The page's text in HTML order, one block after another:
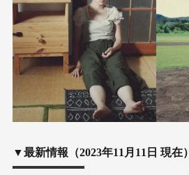
▼最新情報（2023年11月11日 現在）